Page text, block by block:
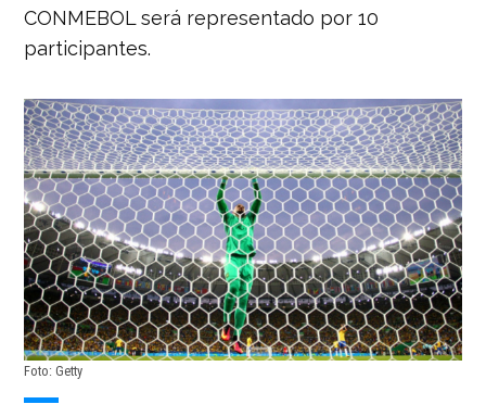
CONMEBOL será representado por 10
participantes.
Foto: Getty